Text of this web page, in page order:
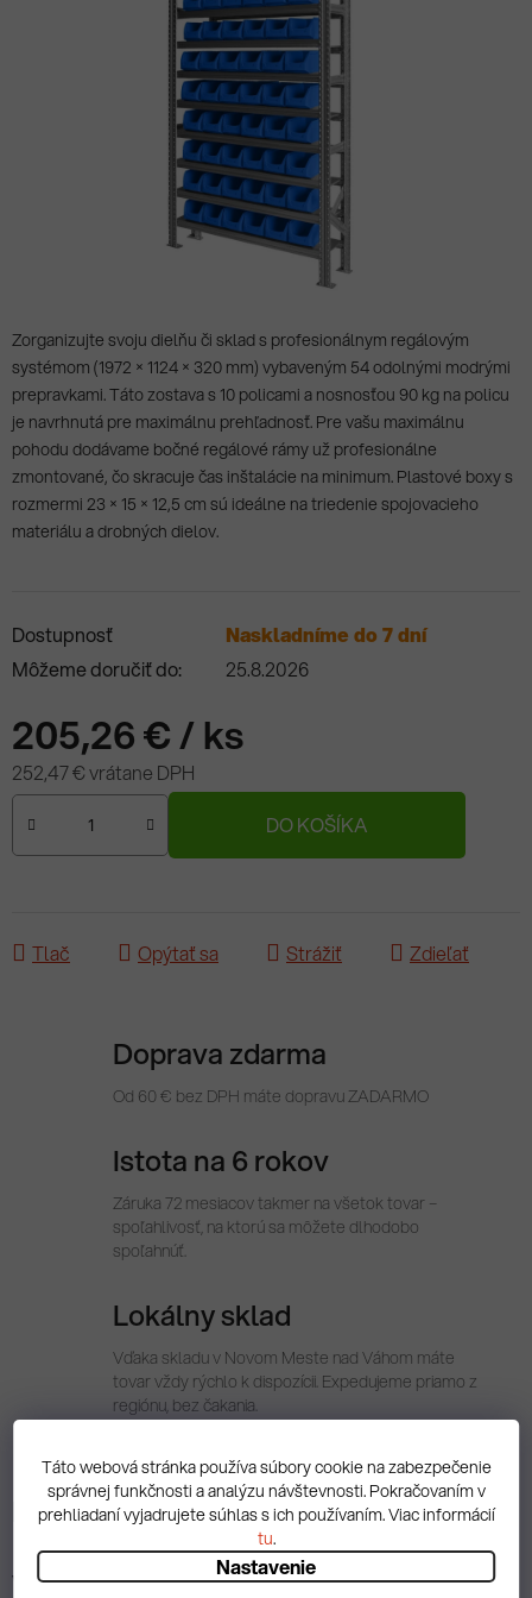
Táto webová stránka používa súbory cookie na zabezpečenie
správnej funkčnosti a analýzu návštevnosti. Pokračovaním v
prehliadaní vyjadrujete súhlas s ich používaním. Viac informácií
tu.
Nastavenie
Zorganizujte svoju dielňu či sklad s profesionálnym regálovým
systémom (1972 × 1124 × 320 mm) vybaveným 54 odolnými modrými
prepravkami. Táto zostava s 10 policami a nosnosťou 90 kg na policu
je navrhnutá pre maximálnu prehľadnosť. Pre vašu maximálnu
pohodu dodávame bočné regálové rámy už profesionálne
zmontované, čo skracuje čas inštalácie na minimum. Plastové boxy s
rozmermi 23 × 15 × 12,5 cm sú ideálne na triedenie spojovacieho
materiálu a drobných dielov.
Dostupnosť
Naskladníme do 7 dní
Môžeme doručiť do:
25.8.2026
205,26 €/ ks
252,47 € vrátane DPH
DO KOŠÍKA
Tlač Opýtať sa Strážiť Zdieľať
Doprava zdarma
Od 60 € bez DPH máte dopravu ZADARMO
Istota na 6 rokov
Záruka 72 mesiacov takmer na všetok tovar –
spoľahlivosť, na ktorú sa môžete dlhodobo
spoľahnúť.
Lokálny sklad
Vďaka skladu v Novom Meste nad Váhom máte
tovar vždy rýchlo k dispozícii. Expedujeme priamo z
regiónu, bez čakania.
Popis
Videá (1)